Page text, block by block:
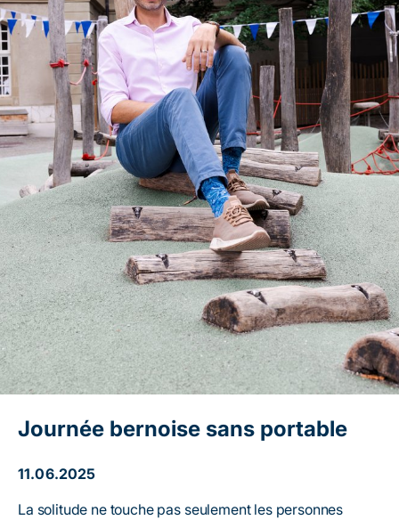
Journée bernoise sans portable
11.06.2025
La solitude ne touche pas seulement les personnes